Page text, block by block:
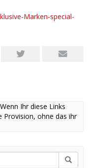
Marken-special-
Ihr diese Links
Provision, ohne das ihr